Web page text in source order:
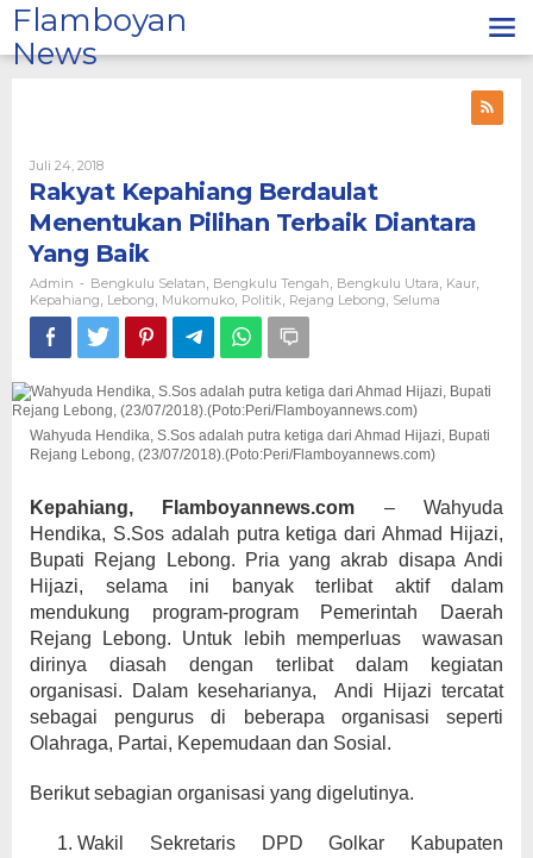
Lewati
ke
konten
Flamboyan
News
Juli 24, 2018Oleh
Admin
Rakyat Kepahiang Berdaulat
Menentukan Pilihan Terbaik Diantara
Yang Baik
Admin - Bengkulu Selatan Bengkulu Tengah Bengkulu Utara Kaur
Kepahiang Lebong Mukomuko Politik Rejang Lebong Seluma
Wahyuda Hendika, S.Sos adalah putra ketiga dari Ahmad Hijazi, Bupati
Rejang Lebong, (23/07/2018).(Poto:Peri/Flamboyannews.com)
Kepahiang, Flamboyannews.com – Wahyuda
Hendika, S.Sos adalah putra ketiga dari Ahmad Hijazi,
Bupati Rejang Lebong. Pria yang akrab disapa Andi
Hijazi, selama ini banyak terlibat aktif dalam
mendukung program-program Pemerintah Daerah
Rejang Lebong. Untuk lebih memperluas wawasan
dirinya diasah dengan terlibat dalam kegiatan
organisasi. Dalam keseharianya, Andi Hijazi tercatat
sebagai pengurus di beberapa organisasi seperti
Olahraga, Partai, Kepemudaan dan Sosial.
Berikut sebagian organisasi yang digelutinya.
Wakil Sekretaris DPD Golkar Kabupaten